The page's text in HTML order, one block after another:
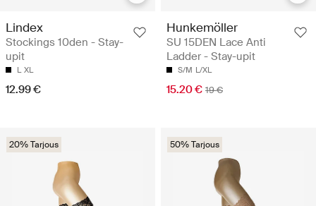
Lindex
Stockings 10den - Stay-
upit
L XL
12.99 €
Hunkemöller
SU 15DEN Lace Anti
Ladder - Stay-upit
S/M L/XL
15.20 € 19 €
20% Tarjous 50% Tarjous